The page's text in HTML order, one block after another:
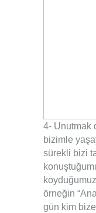
4- Unutmak
bizimle
sürekli bizi
örneğin
gün kim